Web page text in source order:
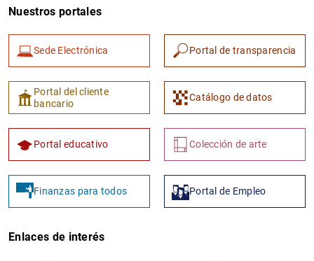
Nuestros portales
Sede Electrónica Portal de transparencia
Portal del cliente
bancario
Catálogo de datos
Portal educativo Colección de arte
Finanzas para todos Portal de Empleo
Enlaces de interés